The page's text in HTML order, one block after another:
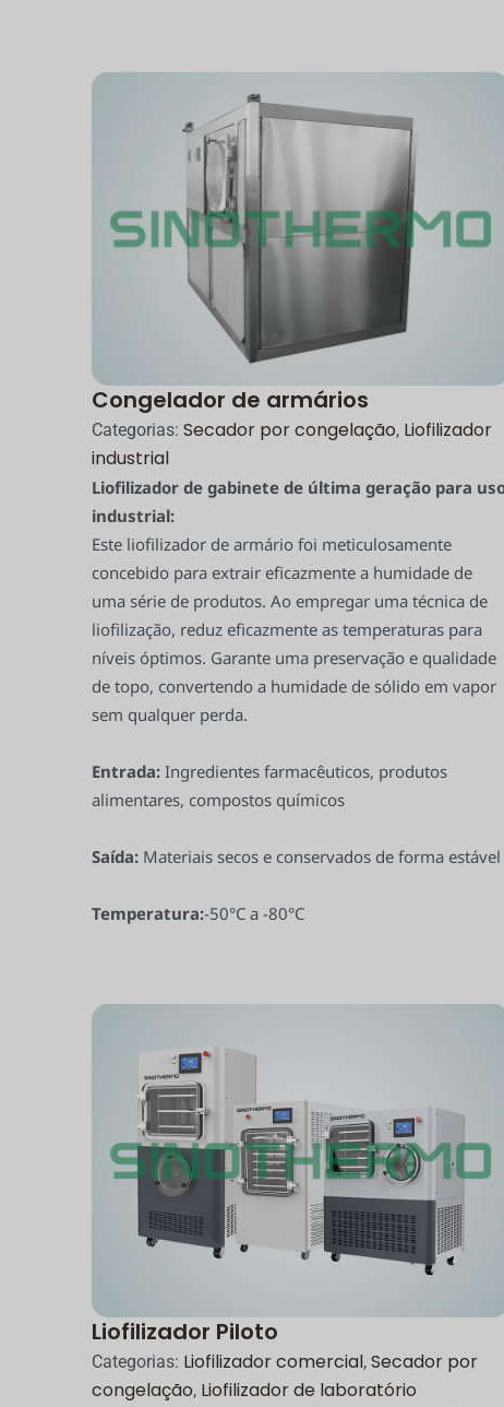
Congelador de armários
Categorias: Secador por congelação, Liofilizador
industrial
Liofilizador de gabinete de última geração para
industrial:
Este liofilizador de armário foi meticulosamente
concebido para extrair eficazmente a humidade de
uma série de produtos. Ao empregar uma técnica de
liofilização, reduz eficazmente as temperaturas para
níveis óptimos. Garante uma preservação e qualidade
de topo, convertendo a humidade de sólido em vapor
sem qualquer perda.
Entrada:Ingredientes farmacêuticos, produtos
alimentares, compostos químicos
Saída:Materiais secos e conservados de forma estável
Temperatura:-50°C a -80°C
Liofilizador Piloto
Categorias: Liofilizador comercial, Secador por
congelação, Liofilizador de laboratório